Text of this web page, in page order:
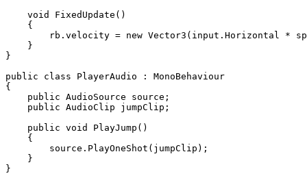
    void FixedUpdate()
    {
rb.velocity = new Vector3(input.Horizontal *
    }
}
public class PlayerAudio : MonoBehaviour
{
    public AudioSource source;
    public AudioClip jumpClip;
    public void PlayJump()
    {
        source.PlayOneShot(jumpClip);
    }